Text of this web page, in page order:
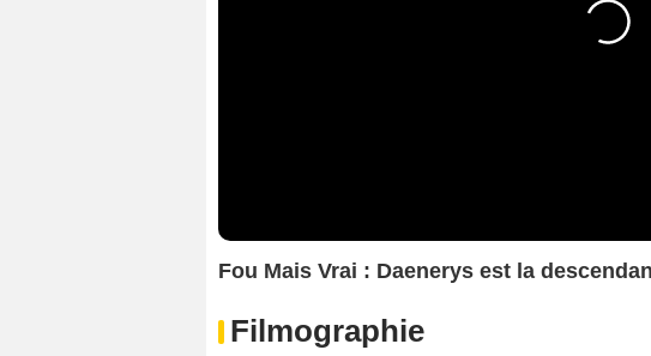
Fou Mais Vrai : Daenerys est la
Filmographie